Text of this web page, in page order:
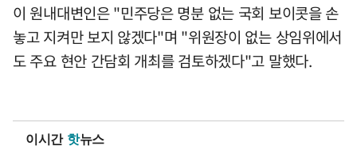
이 원내대변인은 "민주당은 명분 없는 국회 보이콧을 손
놓고 지켜만 보지 않겠다"며 "위원장이 없는 상임위에서
도 주요 현안 간담회 개최를 검토하겠다"고 말했다.
이시간 핫뉴스